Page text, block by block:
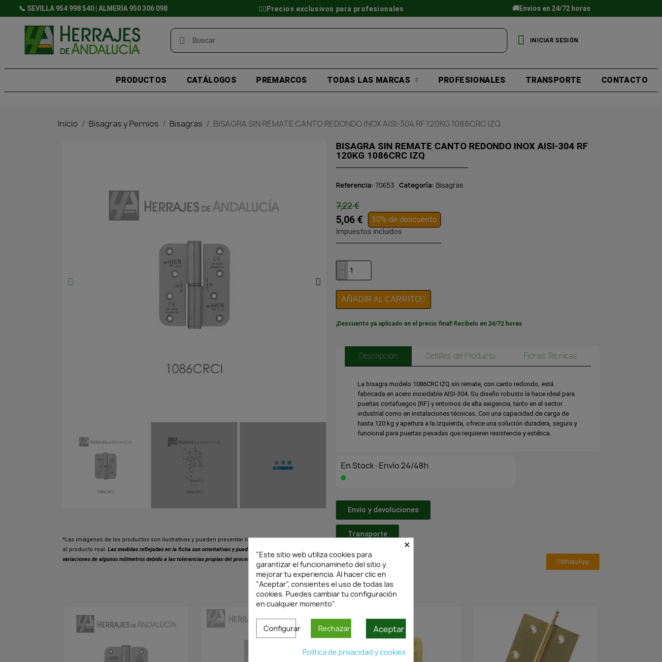
📞 SEVILLA 954 998 540 | ALMERÍA 950 306 098 👷‍♂️Precios exclusivos para profesionales 🚚Envíos en 24/72 horas
INICIAR SESIÓN
PRODUCTOS CATÁLOGOS PREMARCOS TODAS LAS MARCAS PROFESIONALES TRANSPORTE CONTACTO
Inicio Bisagras y Pernios Bisagras BISAGRA SIN REMATE CANTO REDONDO INOX AISI-304 RF 120KG 1086CRC IZQ
*Las imágenes de los productos son ilustrativas y pueden presentar ligeras variaciones respecto
al producto real. Las medidas reflejadas en la ficha son orientativas y pueden presentar pequeñas
variaciones de algunos milímetros debido a las tolerancias propias del proceso de fabricación.
BISAGRA SIN REMATE CANTO REDONDO INOX AISI-304 RF
120KG 1086CRC IZQ
Referencia 70653 Categoría Bisagras
7,22 €
5,06 € 30% de descuento
Impuestos incluidos
AÑADIR AL CARRITO
¡Descuento ya aplicado en el precio final! Recíbelo en 24/72 horas
Descripción Detalles del Producto Fichas Técnicas
La bisagra modelo 1086CRC IZQ sin remate, con canto redondo, está
fabricada en acero inoxidable AISI-304. Su diseño robusto la hace ideal para
puertas cortafuegos (RF) y entornos de alta exigencia, tanto en el sector
industrial como en instalaciones técnicas. Con una capacidad de carga de
hasta 120 kg y apertura a la izquierda, ofrece una solución duradera, segura y
funcional para puertas pesadas que requieren resistencia y estética.
En Stock·Envío 24/48h
Envío y devoluciones
Transporte
WhatsApp
PRODUCTOS SIMILARES
×
"Este sitio web utiliza cookies para
garantizar el funcionamineto del sitio y
mejorar tu experiencia. Al hacer clic en
"Aceptar", consientes el uso de todas las
cookies. Puedes cambiar tu configuración
en cualquier momento"
Configurar Rechazar Aceptar
Política de privacidad y cookies